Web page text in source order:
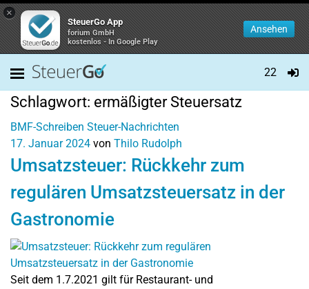
×
SteuerGo App
forium GmbH
kostenlos - In Google Play
Ansehen
22
Schlagwort: ermäßigter Steuersatz
BMF-Schreiben Steuer-Nachrichten
17. Januar 2024 von Thilo Rudolph
Umsatzsteuer: Rückkehr zum
regulären Umsatzsteuersatz in der
Gastronomie
Seit dem 1.7.2021 gilt für Restaurant- und